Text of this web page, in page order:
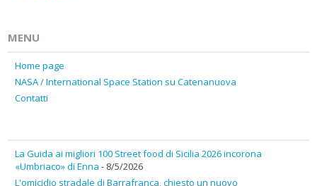
MENU
Home page
NASA / International Space Station su Catenanuova
Contatti
La Guida ai migliori 100 Street food di Sicilia 2026 incorona
«Umbriaco» di Enna - 8/5/2026
L'omicidio stradale di Barrafranca, chiesto un nuovo